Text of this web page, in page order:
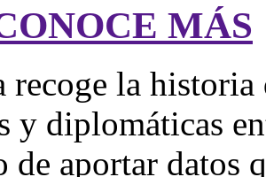
MÁS
recoge la
y diplomáticas
de aportar datos